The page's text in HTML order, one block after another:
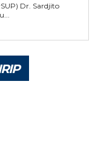
Dr. Sardjito